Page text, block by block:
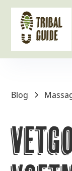
Blog